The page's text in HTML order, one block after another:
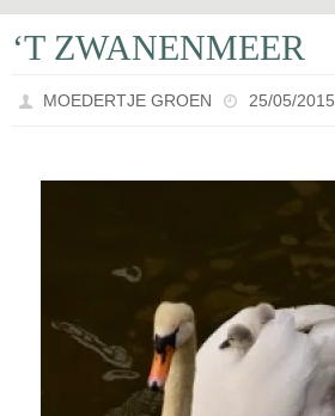
‘T ZWANENMEER
MOEDERTJE GROEN 25/05/2015